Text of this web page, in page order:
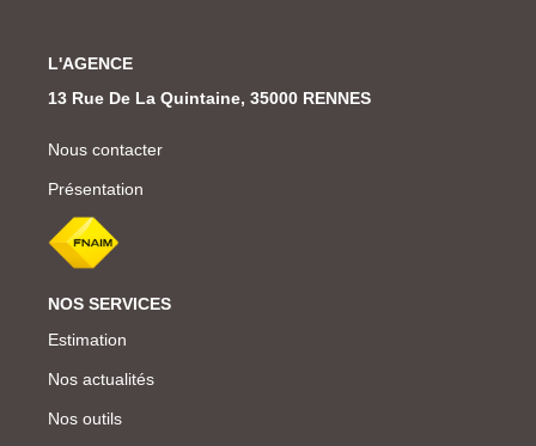
L'AGENCE
13 Rue De La Quintaine, 35000 RENNES
Nous contacter
Présentation
NOS SERVICES
Estimation
Nos actualités
Nos outils